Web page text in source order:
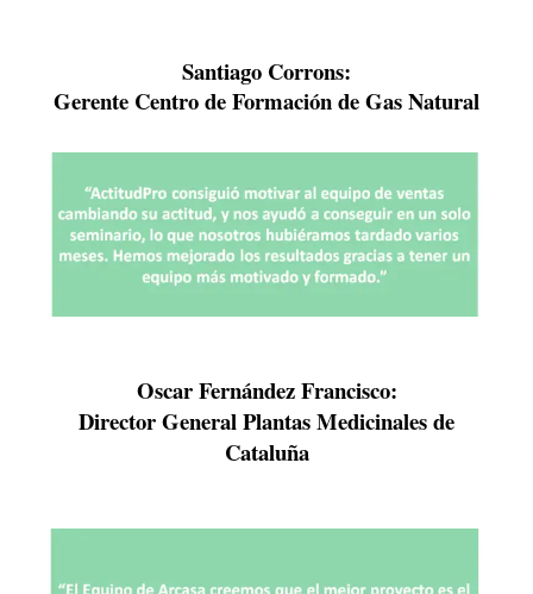
Santiago Corrons:
Gerente Centro de Formación de Gas Natural
Oscar Fernández Francisco:
Director General Plantas Medicinales de
Cataluña